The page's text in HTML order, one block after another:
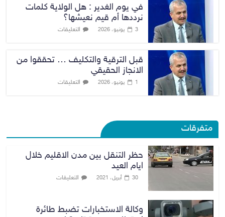
في يوم الغدير : هل الولاية كلمات
نرددها أم قيم نعيشها؟
3 يونيو، 2026 التعليقات
قبل الترقية والتكليف … تحققوا من
الانجاز الحقيقي
1 يونيو، 2026 التعليقات
متفرقات
حظر التنقل بين مدن الاقليم خلال
ايام العيد
30 أبريل، 2021 التعليقات
وكالة الاستخبارات تضبط طائرة